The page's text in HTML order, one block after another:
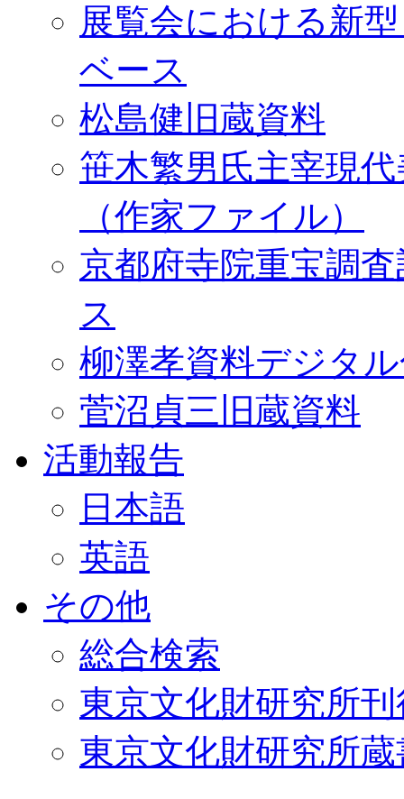
展覧会における新
ベース
松島健旧蔵資料
笹木繁男氏主宰現
（作家ファイル）
京都府寺院重宝調
ス
柳澤孝資料デジタ
菅沼貞三旧蔵資料
活動報告
日本語
英語
その他
総合検索
東京文化財研究所
東京文化財研究所